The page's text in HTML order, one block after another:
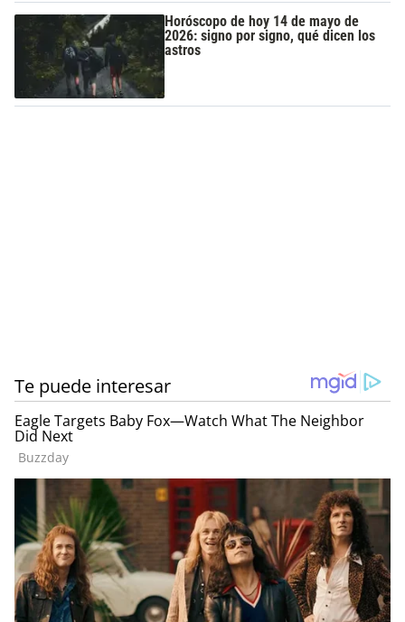
Horóscopo de hoy 14 de mayo de
2026: signo por signo, qué dicen los
astros